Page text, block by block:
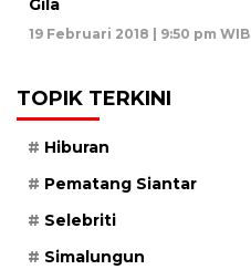
Gila
19 Februari 2018 | 9:50 pm WIB
TOPIK TERKINI
Hiburan
Pematang Siantar
Selebriti
Simalungun